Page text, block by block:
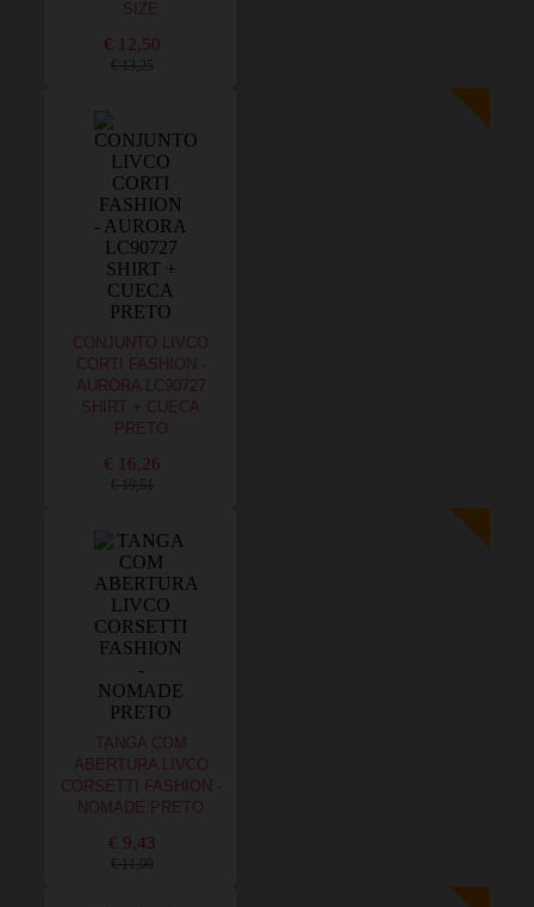
SIZE
€ 12,50
€ 13,25
CONJUNTO LIVCO
CORTI FASHION -
AURORA LC90727
SHIRT + CUECA
PRETO
€ 16,26
€ 19,51
TANGA COM
ABERTURA LIVCO
CORSETTI FASHION -
NOMADE PRETO
€ 9,43
€ 11,00